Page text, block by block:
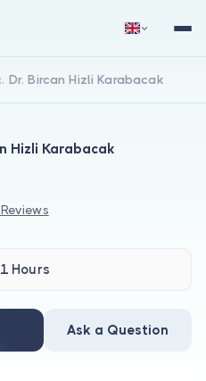
Sign In
Dr. Bircan Hizli Karabacak
Hizli Karabacak
1 Hours
Ask a Question